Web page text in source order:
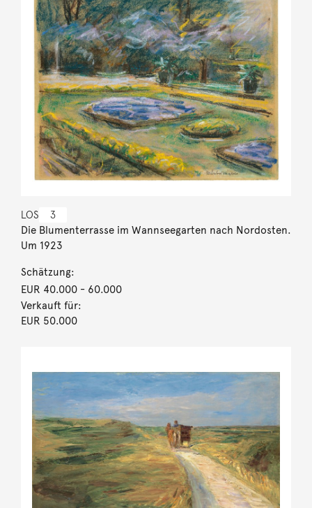
LOS 3
Die Blumenterrasse im Wannseegarten nach Nordosten.
Um 1923
Schätzung:
EUR 40.000- 60.000
Verkauft für:
EUR 50.000